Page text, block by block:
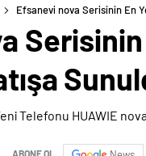
Efsanevi nova Serisinin En
Serisinin